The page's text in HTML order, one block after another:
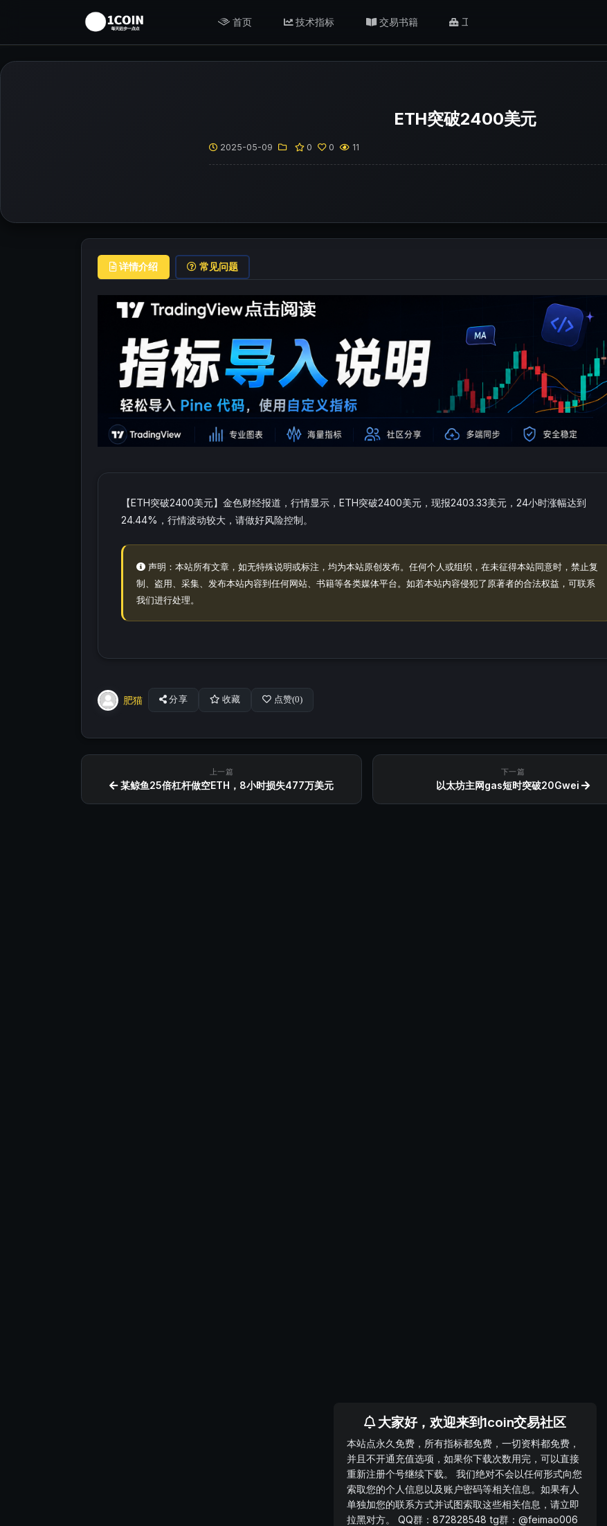
首页 技术指标 交易书籍 工具/返佣
ETH突破2400美元
2025-05-09 0 0 11
详情介绍 常见问题
【ETH突破2400美元】金色财经报道，行情显示，ETH突破2400美元，现报2403.33美元，24小时涨幅达到
24.44%，行情波动较大，请做好风险控制。
声明：本站所有文章，如无特殊说明或标注，均为本站原创发布。任何个人或组织，在未征得本站同意时，禁止复
制、盗用、采集、发布本站内容到任何网站、书籍等各类媒体平台。如若本站内容侵犯了原著者的合法权益，可联系
我们进行处理。
肥猫 分享 收藏 点赞(0)
上一篇
某鲸鱼25倍杠杆做空ETH，8小时损失477万美元
下一篇
以太坊主网gas短时突破20Gwei
大家好，欢迎来到1coin交易社区
本站点永久免费，所有指标都免费，一切资料都免费，
并且不开通充值选项，如果你下载次数用完，可以直接
重新注册个号继续下载。 我们绝对不会以任何形式向您
索取您的个人信息以及账户密码等相关信息。如果有人
单独加您的联系方式并试图索取这些相关信息，请立即
拉黑对方。 QQ群：872828548 tg群：@feimao006